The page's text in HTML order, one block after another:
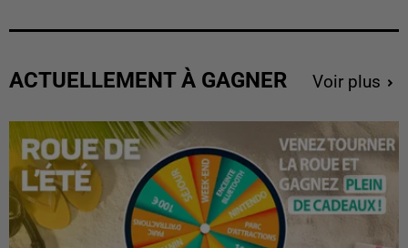
ACTUELLEMENT À GAGNER Voir plus